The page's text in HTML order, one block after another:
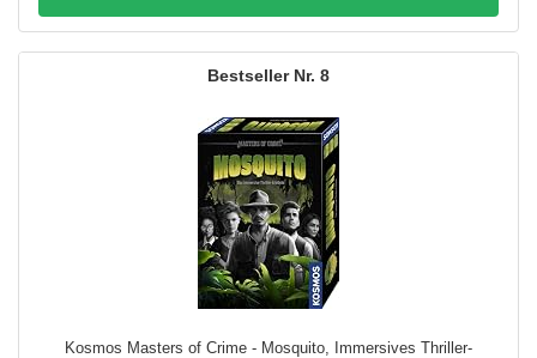
8
Kosmos Masters of Crime - Mosquito, Immersives Thriller-